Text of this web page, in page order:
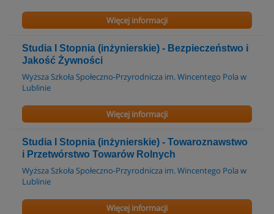
Więcej informacji
Studia I Stopnia (inżynierskie) - Bezpieczeństwo i
Jakość Żywności
Wyższa Szkoła Społeczno-Przyrodnicza im. Wincentego Pola w
Lublinie
Więcej informacji
Studia I Stopnia (inżynierskie) - Towaroznawstwo
i Przetwórstwo Towarów Rolnych
Wyższa Szkoła Społeczno-Przyrodnicza im. Wincentego Pola w
Lublinie
Więcej informacji